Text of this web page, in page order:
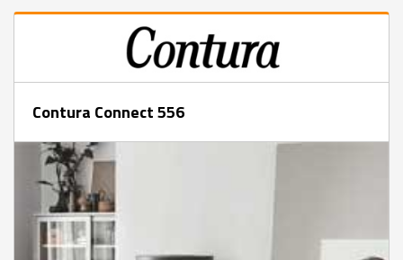
Contura Connect 556